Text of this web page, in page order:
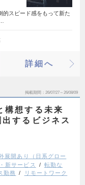
的スピード感をもって新た
詳細へ
掲載期間 26/07/27～26/08/09
構想する未来
するビジネス
展開あり（日系グロー
新サービス
転勤な
勤務
リモートワーク